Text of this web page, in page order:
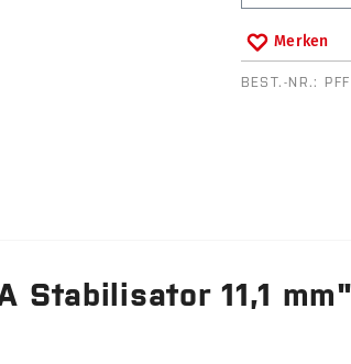
Merken
BEST.-NR.:
Stabilisator 11,1 mm"